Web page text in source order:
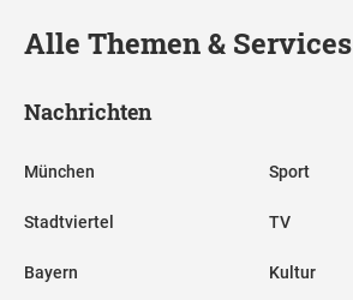
Alle Themen & Services
Nachrichten
München
Stadtviertel
Bayern
Sport
TV
Kultur